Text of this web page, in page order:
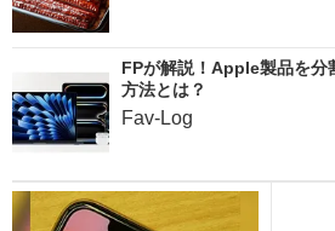
FPが解説！Apple製品を分
方法とは？
Fav-Log